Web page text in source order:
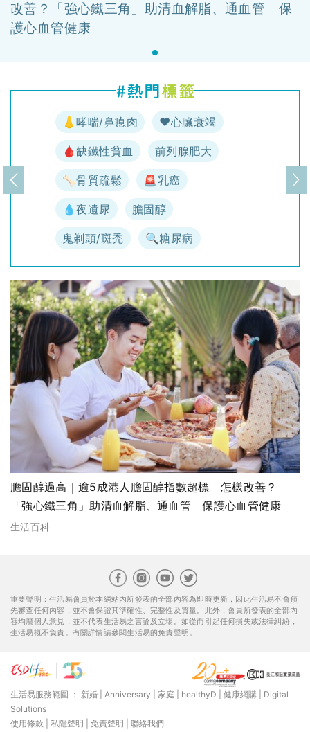
改善？「強心鐵三角」助清血解脂、通血管 保
護心血管健康
👃哮喘/鼻瘜肉 ♥️心臟衰竭
🩸缺鐵性貧血 前列腺肥大
🦴骨質疏鬆 🚨乳癌
💧夜遺尿 膽固醇
鬼剃頭/斑禿 🔍糖尿病
上一頁 下
膽固醇過高｜逾5成港人膽固醇指數超標 怎樣改善？
「強心鐵三角」助清血解脂、通血管 保護心血管健康
生活百科
重要聲明：生活易會員於本網站內所發表的全部內容為即時更新，因此生活易不會預
先審查任何內容，並不會保證其準確性、完整性及質量。此外，會員所發表的全部內
容均屬個人意見，並不代表生活易之言論及立場。如從而引起任何損失或法律糾紛，
生活易概不負責。有關詳情請參閱生活易的免責聲明。
生活易服務範圍 ： 新婚 Anniversary 家庭 healthyD 健康網購
Digital
Solutions
使用條款
私隱聲明 免責聲明 聯絡我們